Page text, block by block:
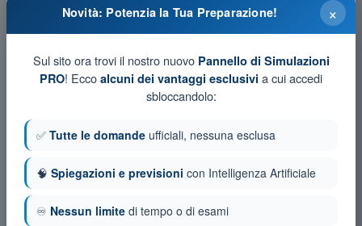
×
Novità: Potenzia la Tua Preparazione!
Sul sito ora trovi il nostro nuovo Pannello di Simulazioni
PRO! Ecco alcuni dei vantaggi esclusivi a cui accedi
sbloccandolo:
✅ Tutte le domande ufficiali, nessuna esclusa
🧠 Spiegazioni e previsioni con Intelligenza Artificiale
♾️ Nessun limite di tempo o di esami